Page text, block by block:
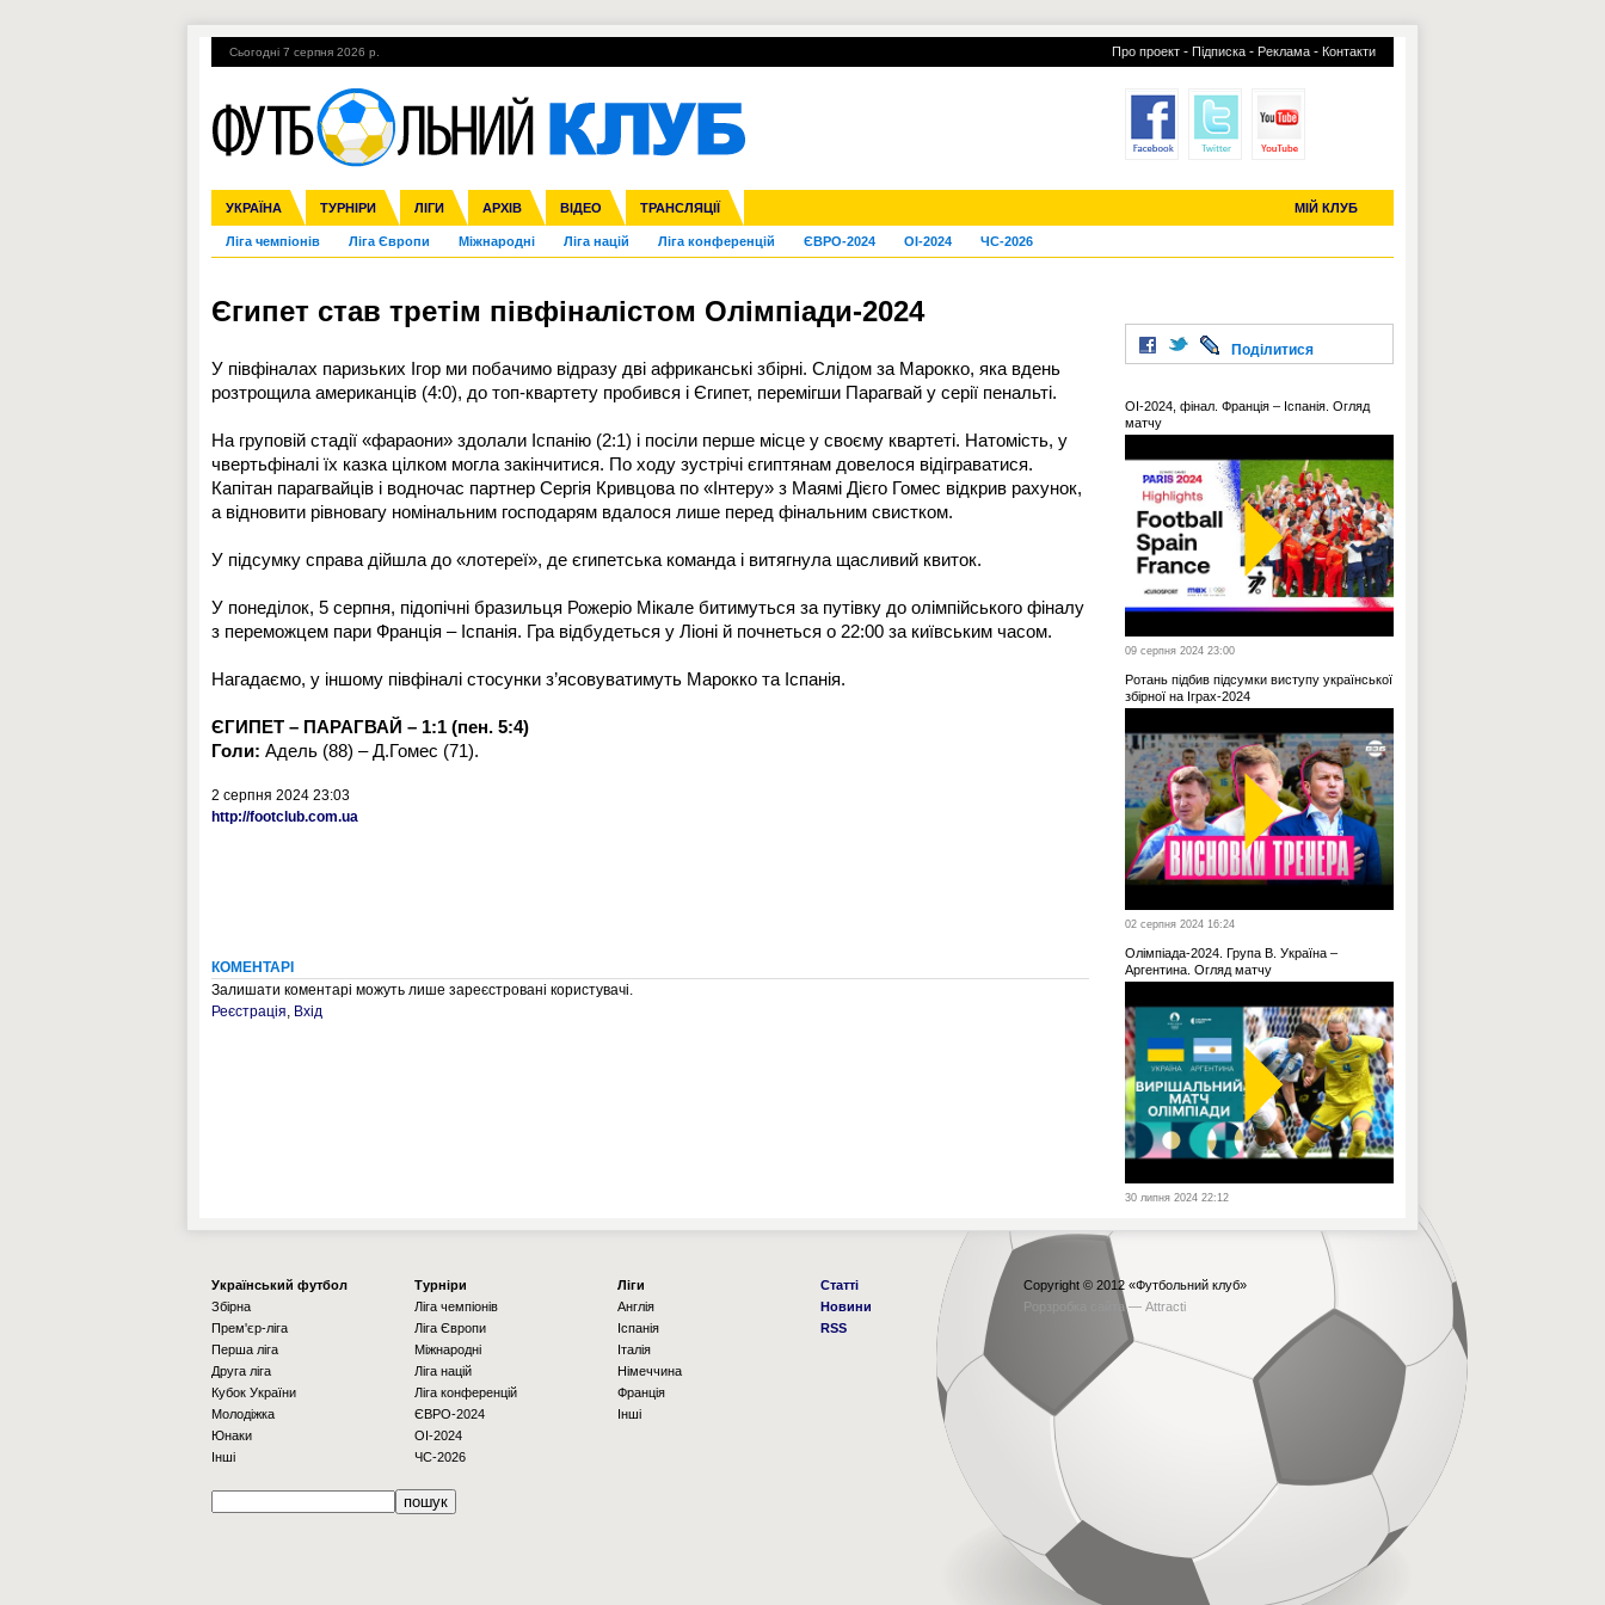
Сьогодні 7 серпня 2026 р. Про проект - Підписка - Реклама - Контакти
УКРАЇНА ТУРНІРИ ЛІГИ АРХІВ ВІДЕО ТРАНСЛЯЦІЇ МІЙ КЛУБ
Збірна Прем'єр-ліга Перша ліга Друга ліга Кубок України Молодіжка
Ліга чемпіонів Ліга Європи Міжнародні Ліга націй Ліга конференцій ЄВРО-2024 OI-2024 ЧС-2026
Англія Іспанія Італія Німеччина Франція Інші
ЧС-2014 ЄВРО-2016 Росія Кубок конфедерацій ЧЄ-2015 (U-21)
Гарячі теми УПЛ, 1-й тур ВІЙНА УПЛ-ПЕРЕХОДИ УСІ ТРАНСФЕРИ
Єгипет став третім півфіналістом Олімпіади-2024
У півфіналах паризьких Ігор ми побачимо відразу дві африканські збірні. Слідом за Марокко, яка вдень
розтрощила американців (4:0), до топ-квартету пробився і Єгипет, перемігши Парагвай у серії пенальті.
На груповій стадії «фараони» здолали Іспанію (2:1) і посіли перше місце у своєму квартеті. Натомість, у
чвертьфіналі їх казка цілком могла закінчитися. По ходу зустрічі єгиптянам довелося відіграватися.
Капітан парагвайців і водночас партнер Сергія Кривцова по «Інтеру» з Маямі Дієго Гомес відкрив рахунок,
а відновити рівновагу номінальним господарям вдалося лише перед фінальним свистком.
У підсумку справа дійшла до «лотереї», де єгипетська команда і витягнула щасливий квиток.
У понеділок, 5 серпня, підопічні бразильця Рожеріо Мікале битимуться за путівку до олімпійського фіналу
з переможцем пари Франція – Іспанія. Гра відбудеться у Ліоні й почнеться о 22:00 за київським часом.
Нагадаємо, у іншому півфіналі стосунки з’ясовуватимуть Марокко та Іспанія.
ЄГИПЕТ – ПАРАГВАЙ – 1:1 (пен. 5:4)
Голи: Адель (88) – Д.Гомес (71).
2 серпня 2024 23:03
http://footclub.com.ua
КОМЕНТАРІ
Залишати коментарі можуть лише зареєстровані користувачі.
Реєстрація, Вхід
Поділитися
ОІ-2024, фінал. Франція – Іспанія. Огляд
матчу
09 серпня 2024 23:00
Ротань підбив підсумки виступу української
збірної на Іграх-2024
02 серпня 2024 16:24
Олімпіада-2024. Група B. Україна –
Аргентина. Огляд матчу
30 липня 2024 22:12
Українcький футбол
Збірна
Прем'єр-ліга
Перша ліга
Друга ліга
Кубок України
Молодіжка
Юнаки
Інші
Турніри
Ліга чемпіонів
Ліга Європи
Міжнародні
Ліга націй
Ліга конференцій
ЄВРО-2024
OI-2024
ЧС-2026
Ліги
Англія
Іспанія
Італія
Німеччина
Франція
Інші
Статті
Новини
RSS
Copyright © 2012 «Футбольний клуб»
Рорзробка сайта — Attracti